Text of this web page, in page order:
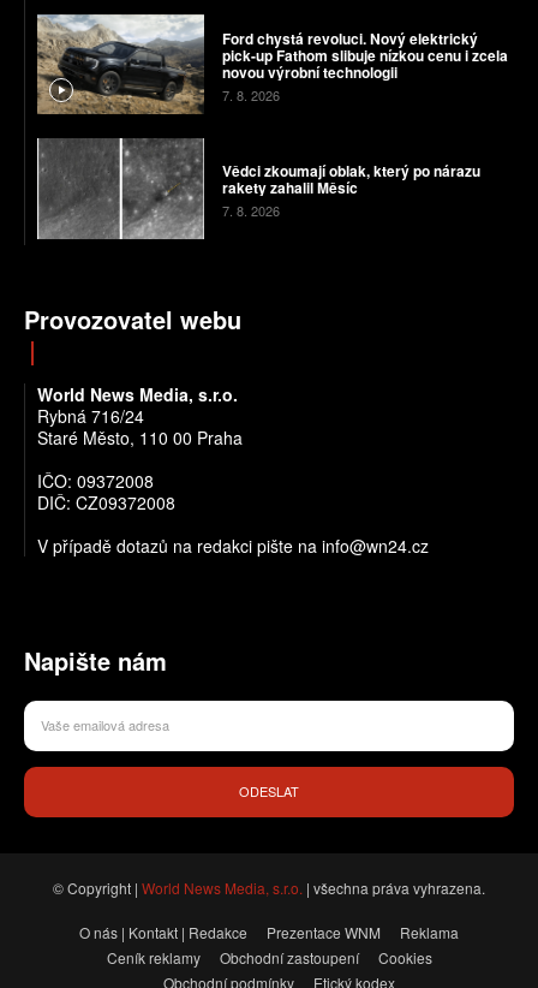
Ford chystá revoluci. Nový elektrický
pick-up Fathom slibuje nízkou cenu i zcela
novou výrobní technologii
7. 8. 2026
Vědci zkoumají oblak, který po nárazu
rakety zahalil Měsíc
7. 8. 2026
Provozovatel webu
World News Media, s.r.o.
Rybná 716/24
Staré Město, 110 00 Praha
IČO: 09372008
DIČ: CZ09372008
V případě dotazů na redakci pište na info@wn24.cz
Napište nám
ODESLAT
© Copyright | World News Media, s.r.o. | všechna práva vyhrazena.
O nás | Kontakt | Redakce Prezentace WNM
Reklama
Ceník reklamy
Obchodní zastoupení
Cookies
Obchodní podmínky
Etický kodex